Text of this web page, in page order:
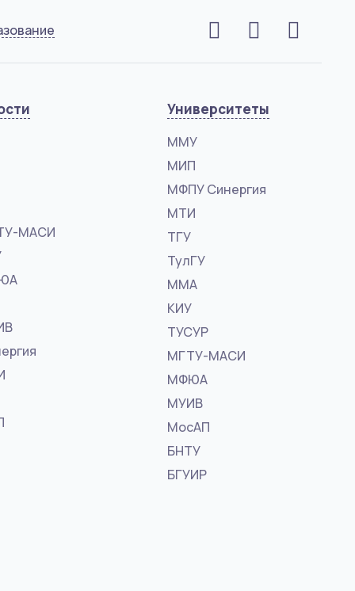
МАСИ
Университеты
ММУ
МИП
МФПУ Синергия
МТИ
ТГУ
ТулГУ
ММА
КИУ
ТУСУР
МГТУ-МАСИ
МФЮА
МУИВ
МосАП
БНТУ
БГУИР